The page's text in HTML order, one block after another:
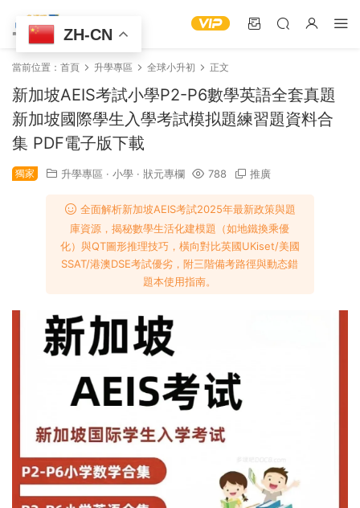
當前位置： 首頁 升學專區 全球小升初 正文
新加坡AEIS考試小學P2-P6數學英語全套真題
新加坡國際學生入學考試模拟題練習題資料合
集 PDF電子版下載
獨家 升學專區 · 小學 · 狀元專欄 788 推廣
全面解析新加坡AEIS考試2025年最新政策與題
庫資源，揭秘數學生活化建模題（如地鐵換乘優
化）與QT圖形推理技巧，橫向對比英國UKiset/美國
SSAT/港澳DSE考試優劣，附三階備考路徑與動态錯
題本使用指南。
ZH-CN